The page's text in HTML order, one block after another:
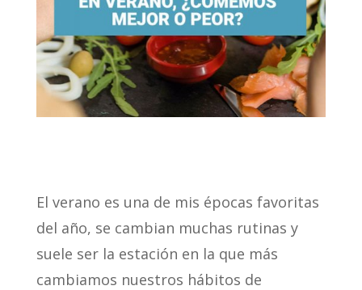
El verano es una de mis épocas favoritas
del año, se cambian muchas rutinas y
suele ser la estación en la que más
cambiamos nuestros hábitos de